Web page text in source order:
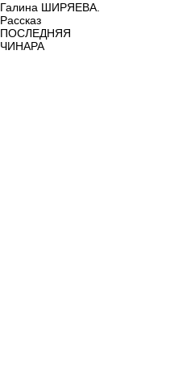
Галина ШИРЯЕВА.
Рассказ
ПОСЛЕДНЯЯ
ЧИНАРА